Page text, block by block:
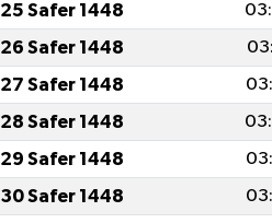
25 Safer 1448
26 Safer 1448
27 Safer 1448
28 Safer 1448
29 Safer 1448
30 Safer 1448